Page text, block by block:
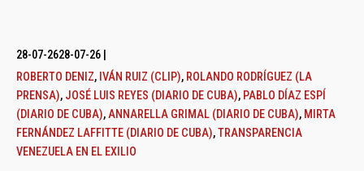
28-07-2628-07-26
ROBERTO DENIZ, IVÁN RUIZ (CLIP), ROLANDO RODRÍGUEZ (LA
PRENSA), JOSÉ LUIS REYES (DIARIO DE CUBA), PABLO DÍAZ ESPÍ
(DIARIO DE CUBA),ANNARELLA GRIMAL (DIARIO DE CUBA), MIRTA
FERNÁNDEZ LAFFITTE (DIARIO DE CUBA),TRANSPARENCIA
VENEZUELA EN EL EXILIO